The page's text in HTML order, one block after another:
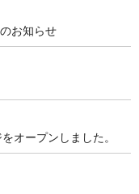
お知らせ
オープンしました。